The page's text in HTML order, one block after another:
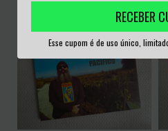
RECEBER
Esse cupom é de uso único,